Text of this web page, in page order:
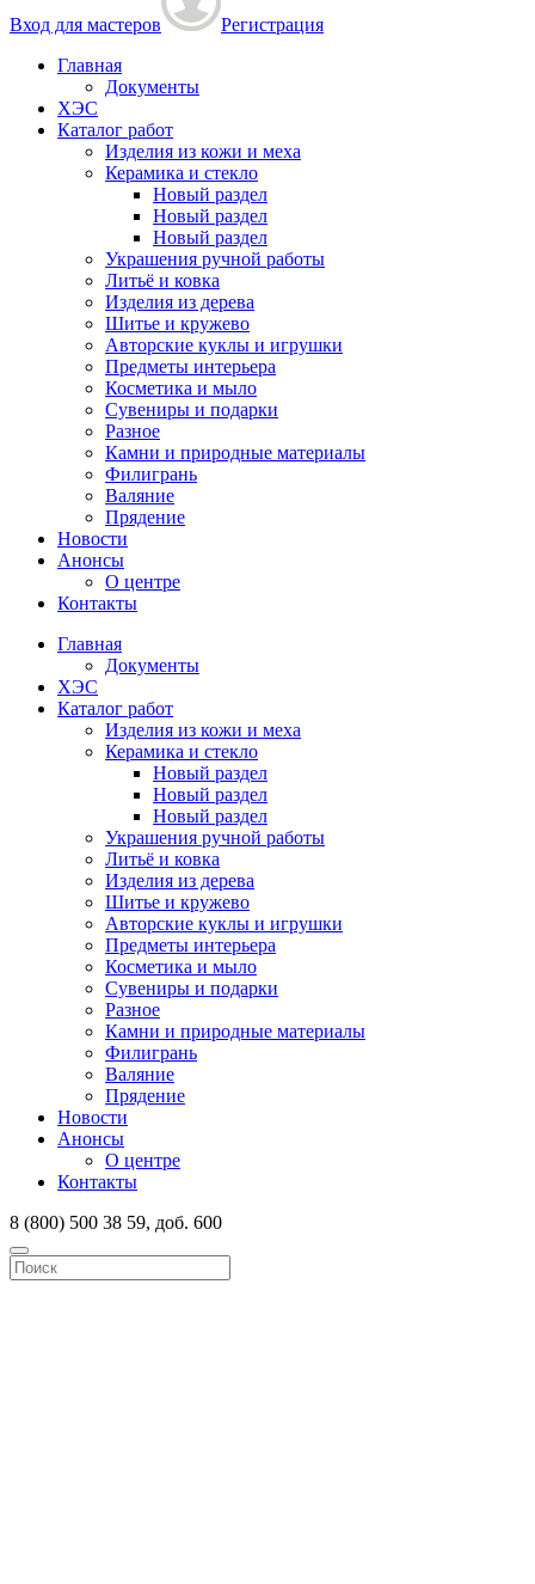
Вход для мастеров
Регистрация
Главная
Документы
ХЭС
Каталог работ
Изделия из кожи и меха
Керамика и стекло
Новый раздел
Новый раздел
Новый раздел
Украшения ручной работы
Литьё и ковка
Изделия из дерева
Шитье и кружево
Авторские куклы и игрушки
Предметы интерьера
Косметика и мыло
Сувениры и подарки
Разное
Камни и природные материалы
Филигрань
Валяние
Прядение
Новости
Анонсы
О центре
Контакты
Главная
Документы
ХЭС
Каталог работ
Изделия из кожи и меха
Керамика и стекло
Новый раздел
Новый раздел
Новый раздел
Украшения ручной работы
Литьё и ковка
Изделия из дерева
Шитье и кружево
Авторские куклы и игрушки
Предметы интерьера
Косметика и мыло
Сувениры и подарки
Разное
Камни и природные материалы
Филигрань
Валяние
Прядение
Новости
Анонсы
О центре
Контакты
8 (800) 500 38 59, доб. 600